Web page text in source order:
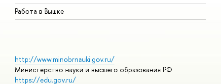
Работа в Вышке
http://www.minobrnauki.gov.ru/
Министерство науки и высшего образования РФ
https://edu.gov.ru/